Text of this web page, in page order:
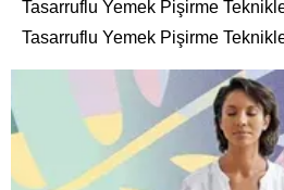
Tasarruflu Yemek Pişirme
Tasarruflu Yemek Pişirme